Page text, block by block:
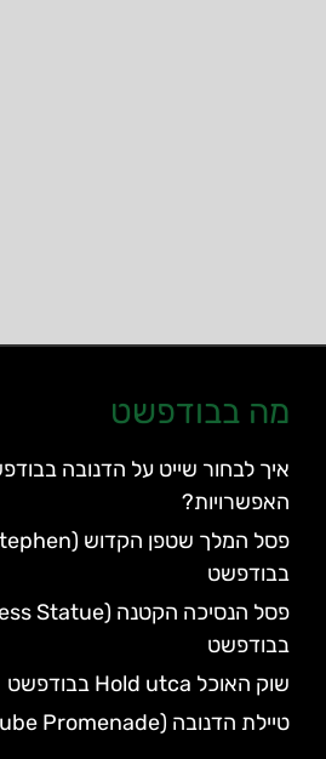
מה בבודפשט
איך לבחור שייט על הדנובה
האפשרויות?
בבודפשט
בבודפשט
שוק האוכל Hold utca בבודפשט
טיילת הדנובה (Danube Promenade)